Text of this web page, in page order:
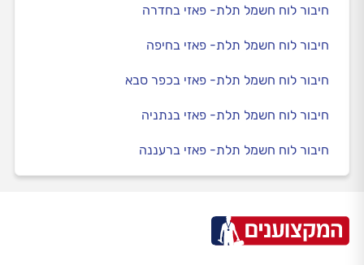
חיבור לוח חשמל תלת- פאזי בחדרה
חיבור לוח חשמל תלת- פאזי בחיפה
חיבור לוח חשמל תלת- פאזי בכפר סבא
חיבור לוח חשמל תלת- פאזי בנתניה
חיבור לוח חשמל תלת- פאזי ברעננה